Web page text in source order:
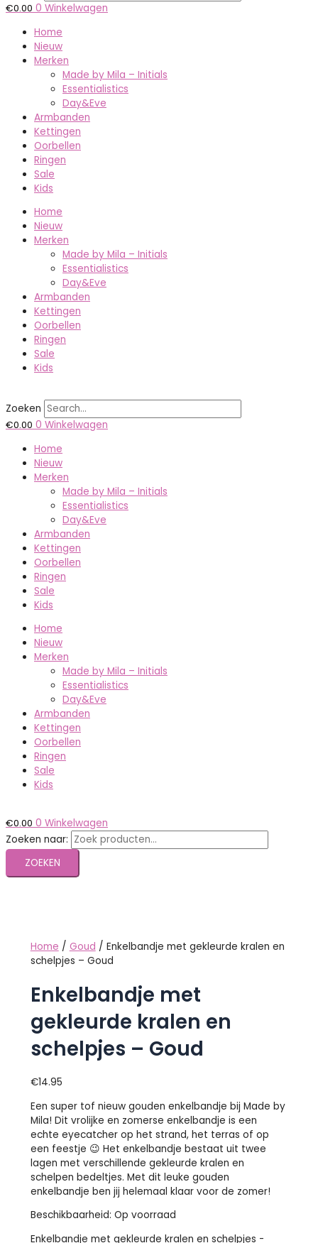
€0.00 0 Winkelwagen
Home
Nieuw
Merken
Made by Mila – Initials
Essentialistics
Day&Eve
Armbanden
Kettingen
Oorbellen
Ringen
Sale
Kids
Home
Nieuw
Merken
Made by Mila – Initials
Essentialistics
Day&Eve
Armbanden
Kettingen
Oorbellen
Ringen
Sale
Kids
Zoeken
€0.00 0 Winkelwagen
Home
Nieuw
Merken
Made by Mila – Initials
Essentialistics
Day&Eve
Armbanden
Kettingen
Oorbellen
Ringen
Sale
Kids
Home
Nieuw
Merken
Made by Mila – Initials
Essentialistics
Day&Eve
Armbanden
Kettingen
Oorbellen
Ringen
Sale
Kids
€0.00 0 Winkelwagen
Zoeken naar:
ZOEKEN
Home / Goud / Enkelbandje met gekleurde kralen en
schelpjes – Goud
Enkelbandje met
gekleurde kralen en
schelpjes – Goud
€14.95
Een super tof nieuw gouden enkelbandje bij Made by
Mila! Dit vrolijke en zomerse enkelbandje is een
echte eyecatcher op het strand, het terras of op
een feestje 😉 Het enkelbandje bestaat uit twee
lagen met verschillende gekleurde kralen en
schelpen bedeltjes. Met dit leuke gouden
enkelbandje ben jij helemaal klaar voor de zomer!
Beschikbaarheid: Op voorraad
Enkelbandje met gekleurde kralen en schelpjes -